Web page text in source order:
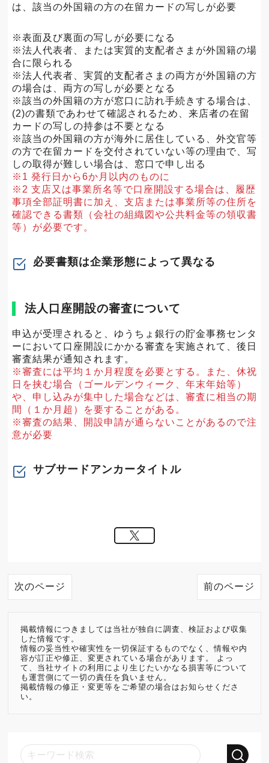
は、該当の外国籍の方の在留カードの写しが必要
※表面及び裏面の写しが必要になる
※法人代表者、または実質的支配者さまが外国籍の場
合に限られる
※法人代表者、実質的支配者さまの両方が外国籍の方
の場合は、両方の写しが必要となる
※該当の外国籍の方が窓口に訪れ手続きする場合は、
(2)の書類であわせて確認されるため、来店者の在留
カードの写しの持参は不要となる
※該当の外国籍の方が海外に居住している、外交官等
の方で在留カードを交付されていない等の理由で、写
しの取得が難しい場合は、窓口で申し出る
※1 発行日から6か月以内のものに
※2 支店又は事業所名等で口座開設する場合は、履歴
事項全部証明書に加え、支店または事業所等の住所を
確認できる書類（会社の組織図や公共料金等の領収書
等）が必要です。
必要書類は企業形態によって異なる
法人口座開設の審査について
申込が受理されると、ゆうちょ銀行の貯金事務センタ
ーにおいて口座開設にかかる審査を実施されて、後日
審査結果が通知されます。
※審査には平均１か月程度を必要とする。また、休祝
日を挟む場合（ゴールデンウィーク、年末年始等）
や、申し込みが集中した場合などは、審査に相当の期
間（１か月超）を要することがある。
※審査の結果、開設申請が通らないことがあるので注
意が必要
サブサードアンカータイトル
次のページ 前のページ
掲載情報につきましては当社が独自に調査、検証および収集
した情報です。
情報の妥当性や確実性を一切保証するものでなく、情報や内
容が訂正や修正、変更されている場合があります。 よっ
て、当社サイトの利用により生じたいかなる損害等について
も運営側にて一切の責任を負いません。
掲載情報の修正・変更等をご希望の場合はお知らせくださ
い。